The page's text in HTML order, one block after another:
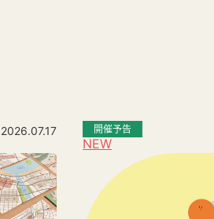
2026.07.17
NEW
開催予告